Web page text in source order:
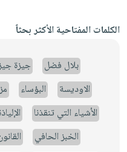
الكلمات المفتاحية الأكثر بحثاً
بلال فضل جيزة
الاوديسة
البؤساء
الأشياء التي تنقذنا
الخبز الحافي